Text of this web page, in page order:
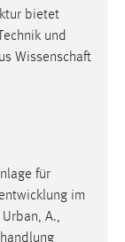
bietet
und
Wissenschaft
für
im
A.,